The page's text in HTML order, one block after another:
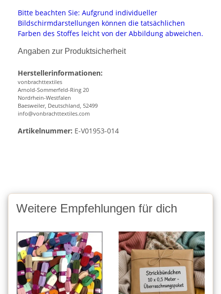
Bitte beachten Sie: Aufgrund individueller
Bildschirmdarstellungen können die tatsächlichen
Farben des Stoffes leicht von der Abbildung abweichen.
Angaben zur Produktsicherheit
Herstellerinformationen:
vonbrachttextiles
Arnold-Sommerfeld-Ring 20
Nordrhein-Westfalen
Baesweiler, Deutschland, 52499
info@vonbrachttextiles.com
Artikelnummer: E-V01953-014
Weitere Empfehlungen für dich